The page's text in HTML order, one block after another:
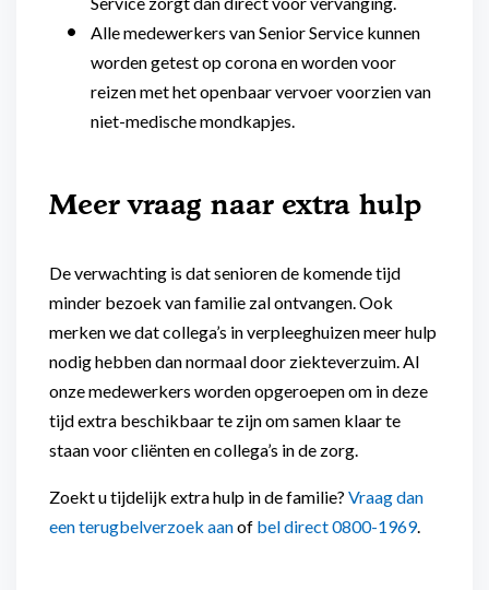
Alle medewerkers van Senior Service kunnen
worden getest op corona en worden voor
reizen met het openbaar vervoer voorzien van
niet-medische mondkapjes.
Meer vraag naar extra hulp
De verwachting is dat senioren de komende tijd
minder bezoek van familie zal ontvangen. Ook
merken we dat collega’s in verpleeghuizen meer hulp
nodig hebben dan normaal door ziekteverzuim. Al
onze medewerkers worden opgeroepen om in deze
tijd extra beschikbaar te zijn om samen klaar te
staan voor cliënten en collega’s in de zorg.
Zoekt u tijdelijk extra hulp in de familie? Vraag dan
een terugbelverzoek aanof bel direct 0800-1969.